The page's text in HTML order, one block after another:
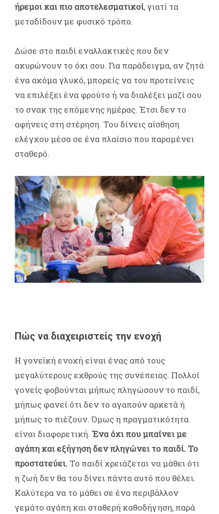
ήρεμοι και πιο αποτελεσματικοί, γιατί τα
μεταδίδουν με φυσικό τρόπο.
Δώσε στο παιδί εναλλακτικές που δεν
ακυρώνουν το όχι σου. Για παράδειγμα, αν ζητά
ένα ακόμα γλυκό, μπορείς να του προτείνεις
να επιλέξει ένα φρούτο ή να διαλέξει μαζί σου
το σνακ της επόμενης ημέρας. Έτσι δεν το
αφήνεις στη στέρηση. Του δίνεις αίσθηση
ελέγχου μέσα σε ένα πλαίσιο που παραμένει
σταθερό.
Πώς να διαχειριστείς την ενοχή
Η γονεϊκή ενοχή είναι ένας από τους
μεγαλύτερους εχθρούς της συνέπειας. Πολλοί
γονείς φοβούνται μήπως πληγώσουν το παιδί,
μήπως φανεί ότι δεν το αγαπούν αρκετά ή
μήπως το πιέζουν. Όμως η πραγματικότητα
είναι διαφορετική. Ένα όχι που μπαίνει με
αγάπη και εξήγηση δεν πληγώνει το παιδί. Το
προστατεύει. Το παιδί χρειάζεται να μάθει ότι
η ζωή δεν θα του δίνει πάντα αυτό που θέλει.
Καλύτερα να το μάθει σε ένα περιβάλλον
γεμάτο αγάπη και σταθερή καθοδήγηση, παρά